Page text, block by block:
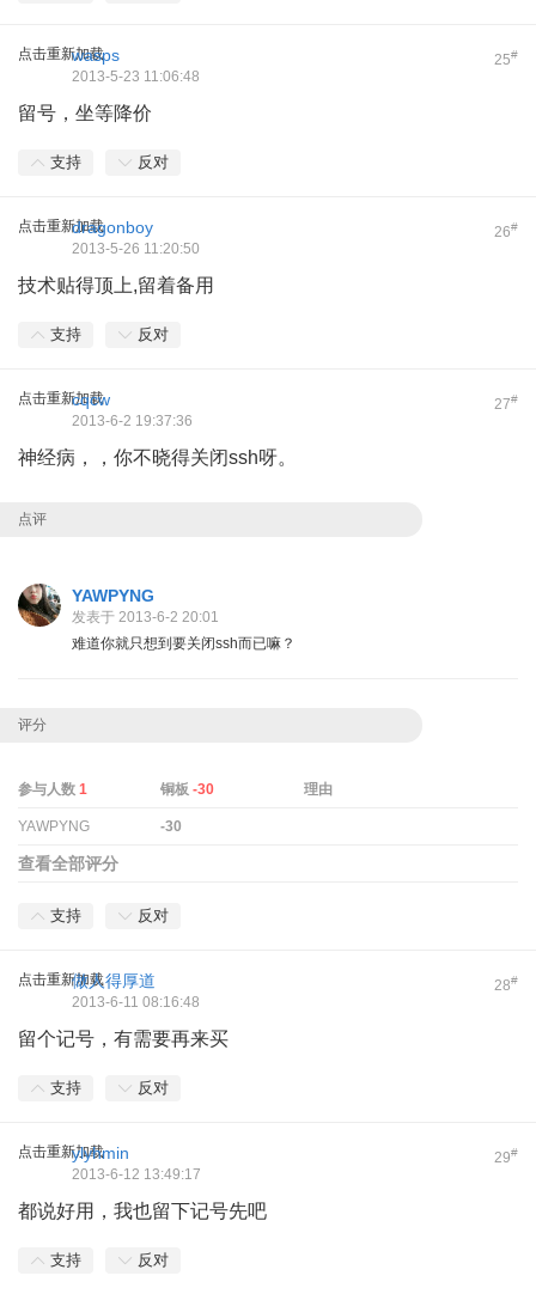
点击重新加载 25#
wasps
2013-5-23 11:06:48
留号，坐等降价
支持 反对
点击重新加载 26#
dragonboy
2013-5-26 11:20:50
技术贴得顶上,留着备用
支持 反对
点击重新加载 27#
cqcw
2013-6-2 19:37:36
神经病，，你不晓得关闭ssh呀。
点评
YAWPYNG
发表于 2013-6-2 20:01
难道你就只想到要关闭ssh而已嘛？
评分
参与人数 1 铜板-30 理由
YAWPYNG -30
查看全部评分
支持 反对
点击重新加载 28#
做人得厚道
2013-6-11 08:16:48
留个记号，有需要再来买
支持 反对
点击重新加载 29#
ylyhmin
2013-6-12 13:49:17
都说好用，我也留下记号先吧
支持 反对